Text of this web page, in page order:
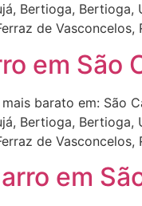
Bertioga,
de
em São
barato em: São
Bertioga,
de
em